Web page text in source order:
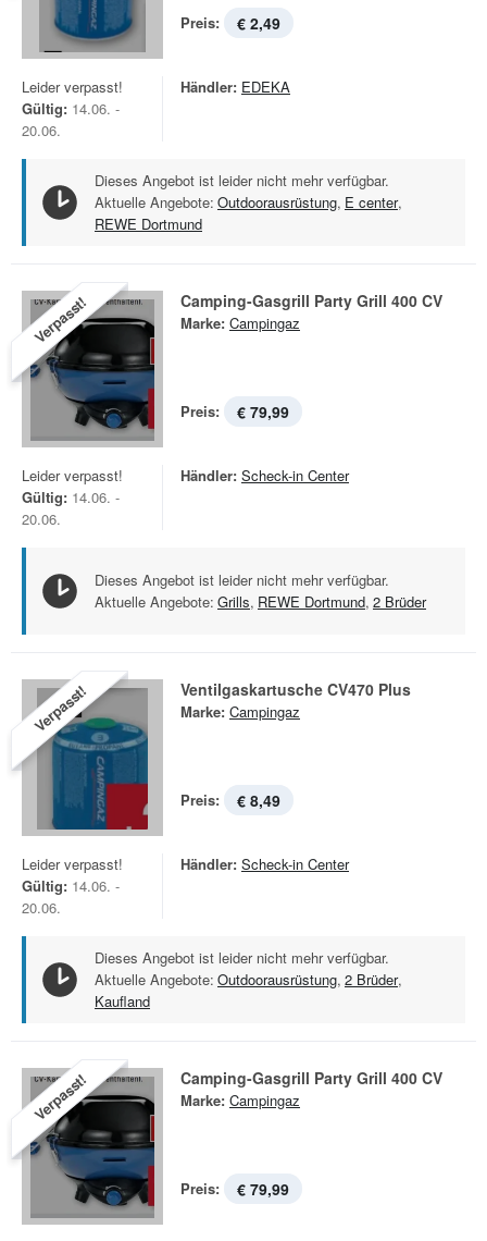
Preis: € 2,49
Leider verpasst!
Gültig: 14.06. -
20.06.
Händler: EDEKA
Dieses Angebot ist leider nicht mehr verfügbar.
Aktuelle Angebote: Outdoorausrüstung, E center,
REWE Dortmund
Verpasst! Camping-Gasgrill Party Grill 400 CV
Marke: Campingaz
Preis: € 79,99
Leider verpasst!
Gültig: 14.06. -
20.06.
Händler: Scheck-in Center
Dieses Angebot ist leider nicht mehr verfügbar.
Aktuelle Angebote: Grills, REWE Dortmund, 2 Brüder
Verpasst! Ventilgaskartusche CV470 Plus
Marke: Campingaz
Preis: € 8,49
Leider verpasst!
Gültig: 14.06. -
20.06.
Händler: Scheck-in Center
Dieses Angebot ist leider nicht mehr verfügbar.
Aktuelle Angebote: Outdoorausrüstung, 2 Brüder,
Kaufland
Verpasst! Camping-Gasgrill Party Grill 400 CV
Marke: Campingaz
Preis: € 79,99